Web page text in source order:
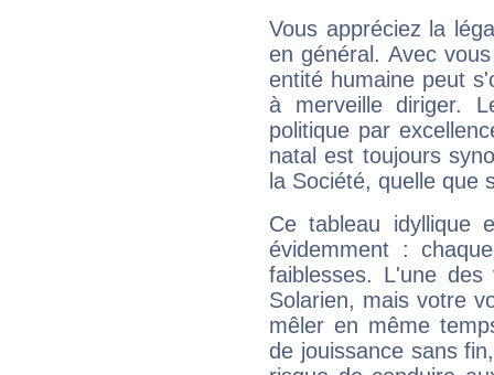
Vous appréciez la
en général. Avec
entité humaine peut
à merveille diriger.
politique par
natal est toujours
la Société, quelle que
Ce tableau idyllique
évidemment :
faiblesses. L'une
Solarien, mais votre
mêler en même
de jouissance sans